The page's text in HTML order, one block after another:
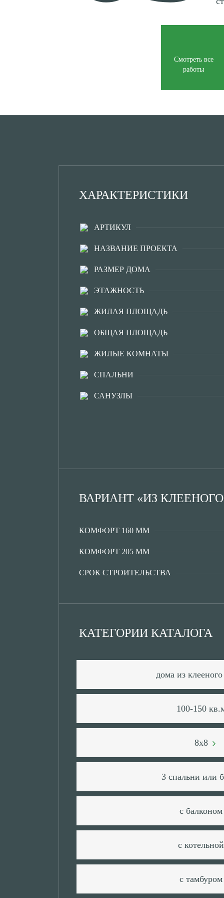
Смотреть все
работы
ХАРАКТЕРИСТИКИ
АРТИКУЛ
НАЗВАНИЕ ПРОЕКТА
РАЗМЕР ДОМА
ЭТАЖНОСТЬ
ЖИЛАЯ ПЛОЩАДЬ
ОБЩАЯ ПЛОЩАДЬ
ЖИЛЫЕ КОМНАТЫ
СПАЛЬНИ
САНУЗЛЫ
ВАРИАНТ «ИЗ
КОМФОРТ 160 ММ
КОМФОРТ 205 ММ
СРОК СТРОИТЕЛЬСТВА
КАТЕГОРИИ КАТАЛОГА
дома из
100-150
8x8
3 спальни или
с
с
с